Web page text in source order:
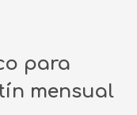
para
mensual